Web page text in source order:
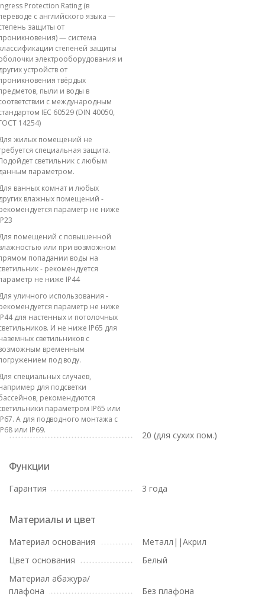
Protection Rating (в
с английского языка —
защиты от
— система
степеней защиты
электрооборудования и
устройств от
твёрдых
пыли и воды в
с международным
IEC 60529 (DIN 40050,
14254)
жилых помещений не
специальная защита.
светильник с любым
параметром.
ванных комнат и любых
влажных помещений -
параметр не ниже
помещений с повышенной
или при возможном
попадании воды на
- рекомендуется
не ниже IP44
уличного использования -
параметр не ниже
для настенных и потолочных
И не ниже IP65 для
светильников с
временным
под воду.
специальных случаев,
для подсветки
рекомендуются
параметром IP65 или
А для подводного монтажа с
или IP69.
20 (для сухих пом.)
Функции
Гарантия 3 года
Материалы и цвет
Материал основания
Металл||Акрил
Цвет основания
Белый
Материал абажура/
плафона
Без плафона